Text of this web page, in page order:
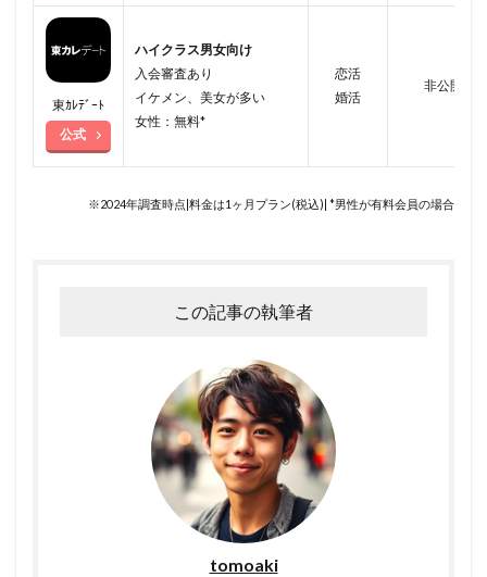
東ｶﾚﾃﾞｰﾄ
公式
ハイクラス男女向け
入会審査あり
イケメン、美女が多い
女性：無料*
恋活
婚活
非公開
※2024年調査時点|料金は1ヶ月プラン(税込)| *男性が有料会員の場合
この記事の執筆者
tomoaki